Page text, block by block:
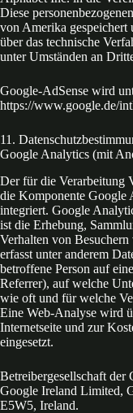
Diese
von Amerika gespeichert
über das technische
unter Umständen an
Google-AdSense wird
https://www.google.de/
11.
Google Analytics (mit
Der für die Verarbeitung
die Komponente
integriert. Google
ist die Erhebung,
Verhalten von
erfasst unter anderem
betroffene Person auf
Referrer), auf welche
wie oft und für welche
Eine Web-Analyse wird
Internetseite und zur
eingesetzt.
Betreibergesellschaft
Google Ireland Limited,
E5W5, Ireland.